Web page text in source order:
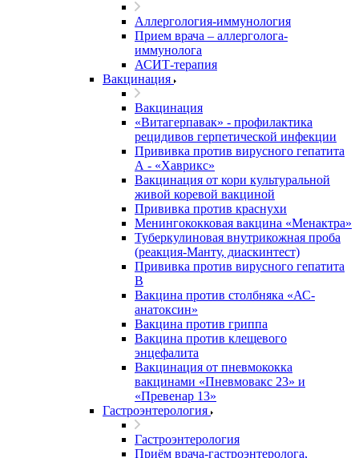
Аллергология-иммунология
Прием врача – аллерголога-
иммунолога
АСИТ-терапия
Вакцинация
Вакцинация
«Витагерпавак» - профилактика
рецидивов герпетической инфекции
Прививка против вирусного гепатита
А - «Хаврикс»
Вакцинация от кори культуральной
живой коревой вакциной
Прививка против краснухи
Менингококковая вакцина «Менактра»
Туберкулиновая внутрикожная проба
(реакция-Манту, диаскинтест)
Прививка против вирусного гепатита
В
Вакцина против столбняка «АС-
анатоксин»
Вакцина против гриппа
Вакцина против клещевого
энцефалита
Вакцинация от пневмококка
вакцинами «Пневмовакс 23» и
«Превенар 13»
Гастроэнтерология
Гастроэнтерология
Приём врача-гастроэнтеролога,